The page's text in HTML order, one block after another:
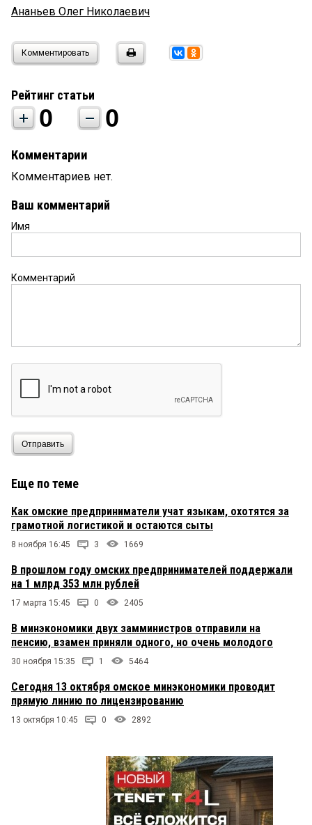
Ананьев Олег Николаевич
Комментировать
Рейтинг статьи
0 0
Комментарии
Комментариев нет.
Ваш комментарий
Имя
Комментарий
Отправить
Еще по теме
Как омские предприниматели учат языкам, охотятся за
грамотной логистикой и остаются сыты
8 ноября 16:45 3 1669
В прошлом году омских предпринимателей поддержали
на 1 млрд 353 млн рублей
17 марта 15:45 0 2405
В минэкономики двух замминистров отправили на
пенсию, взамен приняли одного, но очень молодого
30 ноября 15:35 1 5464
Сегодня 13 октября омское минэкономики проводит
прямую линию по лицензированию
13 октября 10:45 0 2892